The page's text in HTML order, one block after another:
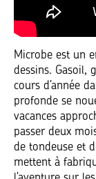
Microbe est un
dessins. Gasoil,
cours d’année
profonde se
vacances
passer deux
de tondeuse et
mettent à